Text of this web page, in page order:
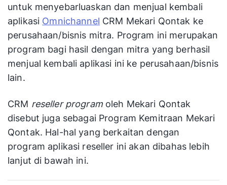
untuk menyebarluaskan dan menjual kembali
aplikasi Omnichannel CRM Mekari Qontak ke
perusahaan/bisnis mitra. Program ini merupakan
program bagi hasil dengan mitra yang berhasil
menjual kembali aplikasi ini ke perusahaan/bisnis
lain.
CRM reseller programoleh Mekari Qontak
disebut juga sebagai Program Kemitraan Mekari
Qontak. Hal-hal yang berkaitan dengan
program aplikasi reseller ini akan dibahas lebih
lanjut di bawah ini.